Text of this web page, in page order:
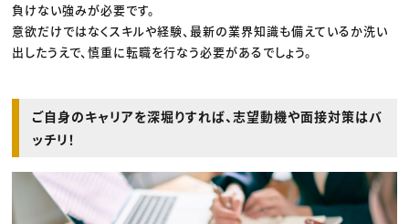
負けない強みが必要です。
意欲だけではなくスキルや経験、最新の業界知識も備えているか洗い
出したうえで、慎重に転職を行なう必要があるでしょう。
ご自身のキャリアを深堀りすれば、志望動機や面接対策はバ
ッチリ！